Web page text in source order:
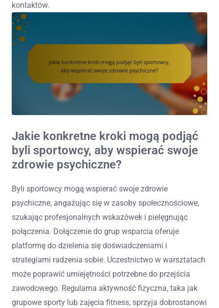
kontaktów.
Jakie konkretne kroki mogą podjąć
byli sportowcy, aby wspierać swoje
zdrowie psychiczne?
Byli sportowcy mogą wspierać swoje zdrowie
psychiczne, angażując się w zasoby społecznościowe,
szukając profesjonalnych wskazówek i pielęgnując
połączenia. Dołączenie do grup wsparcia oferuje
platformę do dzielenia się doświadczeniami i
strategiami radzenia sobie. Uczestnictwo w warsztatach
może poprawić umiejętności potrzebne do przejścia
zawodowego. Regularna aktywność fizyczna, taka jak
grupowe sporty lub zajęcia fitness, sprzyja dobrostanowi